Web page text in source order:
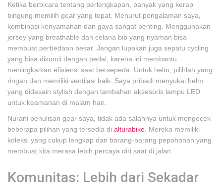
Ketika berbicara tentang perlengkapan, banyak yang kerap
bingung memilih gear yang tepat. Menurut pengalaman saya,
kombinasi kenyamanan dan gaya sangat penting. Menggunakan
jersey yang breathable dan celana bib yang nyaman bisa
membuat perbedaan besar. Jangan lupakan juga sepatu cycling
yang bisa dikunci dengan pedal, karena ini membantu
meningkatkan efisiensi saat bersepeda. Untuk helm, pilihlah yang
ringan dan memiliki ventilasi baik. Saya pribadi menyukai helm
yang didesain stylish dengan tambahan aksesoris lampu LED
untuk keamanan di malam hari.
Nurani penulisan gear saya, tidak ada salahnya untuk mengecek
beberapa pilihan yang tersedia di alturabike . Mereka memiliki
koleksi yang cukup lengkap dan barang-barang pepohonan yang
membuat kita merasa lebih percaya diri saat di jalan.
Komunitas: Lebih dari Sekadar